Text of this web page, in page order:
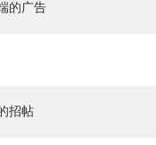
的广告
招帖